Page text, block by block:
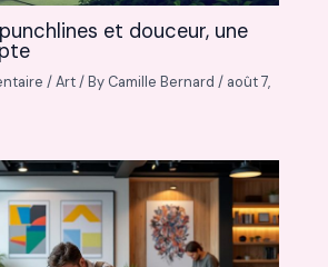
et douceur, une
/Art/ By Camille Bernard/ août 7,